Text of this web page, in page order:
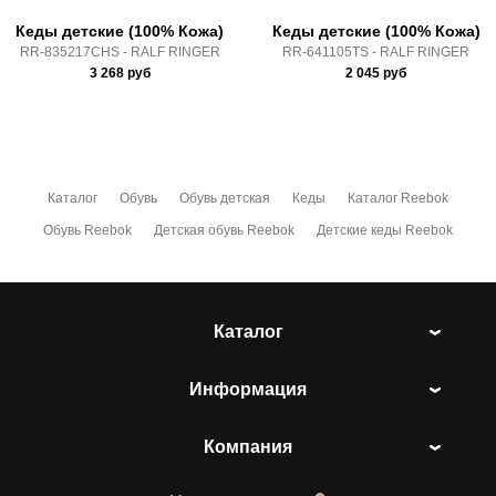
Кеды детские (100% Кожа)
RR-835217CHS - RALF RINGER
3 268руб
Кеды детские (100% Кожа)
RR-641105TS - RALF RINGER
2 045 руб
Каталог Обувь Обувь детская Кеды Каталог Reebok
Обувь Reebok Детская обувь Reebok Детские кеды Reebok
Каталог
Информация
Компания